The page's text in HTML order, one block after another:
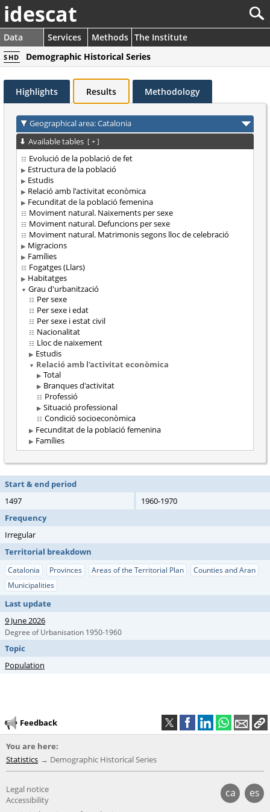
idescat
Data Services Methods The Institute
SHD Demographic Historical Series
Highlights Results Methodology
Geographical area: Catalonia
Available tables [ + ]
Evolució de la població de fet
Estructura de la població
Estudis
Relació amb l'activitat econòmica
Fecunditat de la població femenina
Moviment natural. Naixements per sexe
Moviment natural. Defuncions per sexe
Moviment natural. Matrimonis segons lloc de celebració
Migracions
Famílies
Fogatges (Llars)
Habitatges
Grau d'urbanització
Per sexe
Per sexe i edat
Per sexe i estat civil
Nacionalitat
Lloc de naixement
Estudis
Relació amb l'activitat econòmica
Total
Branques d'activitat
Professió
Situació professional
Condició socioeconòmica
Fecunditat de la població femenina
Famílies
Start & end period
1497
1960-1970
Frequency
Irregular
Territorial breakdown
Catalonia Provinces Areas of the Territorial Plan
Counties and Aran
Municipalities
Last update
9 June 2026
Degree of Urbanisation 1950-1960
Topic
Population
Feedback
You are here:
Statistics
Demographic Historical Series
ca es
Legal notice
Accessibility